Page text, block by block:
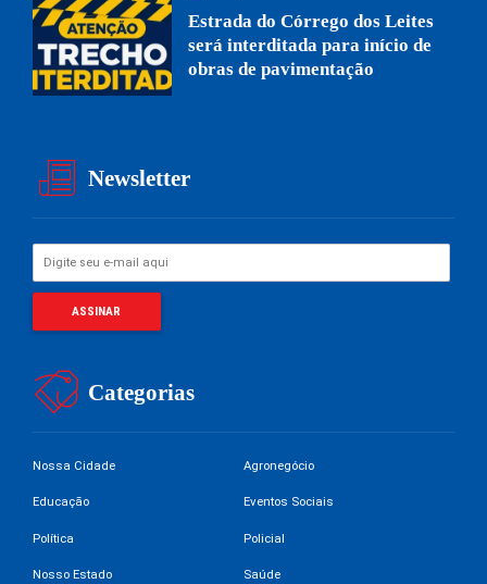
Estrada do Córrego dos Leites
será interditada para início de
obras de pavimentação
Newsletter
Categorias
Nossa Cidade Agronegócio
Educação Eventos Sociais
Política Policial
Nosso Estado Saúde